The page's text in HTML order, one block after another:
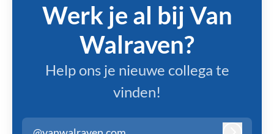
Werk je al bij Van
Walraven?
Help ons je nieuwe collega te
vinden!